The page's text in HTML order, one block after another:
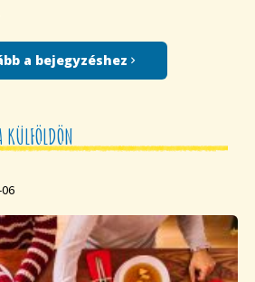
a bejegyzéshez
KÜLFÖLDÖN